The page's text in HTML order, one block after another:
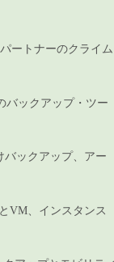
ートナーのクライム
バックアップ・ツー
バックアップ、アー
VM、インスタンス